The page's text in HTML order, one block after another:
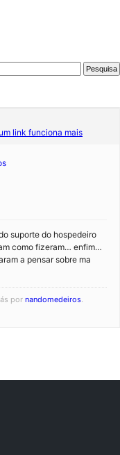
link funciona mais
suporte do hospedeiro
como fizeram… enfim…
a pensar sobre ma
por nandomedeiros.